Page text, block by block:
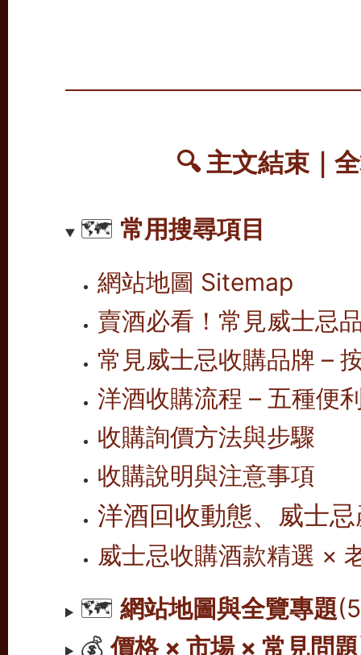
🔍 主文結束｜
🗺️ 常用搜尋項目
網站地圖 Sitemap
賣酒必看！常見威士忌
常見威士忌收購品牌 –
洋酒收購流程 – 五種便
收購詢價方法與步驟
收購說明與注意事項
洋酒回收動態、威士
威士忌收購酒款精選 ×
🗺️網站地圖與全覽專題
💰價格 × 市場 × 常見問